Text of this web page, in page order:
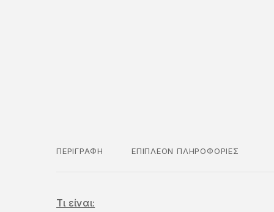
ΠΕΡΙΓΡΑΦΉ ΕΠΙΠΛΈΟΝ ΠΛΗΡΟΦΟΡΊΕΣ
Τι είναι: